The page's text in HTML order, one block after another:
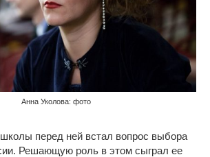
Анна Уколова: фото
перед ней встал вопрос выбора
Решающую роль в этом сыграл ее